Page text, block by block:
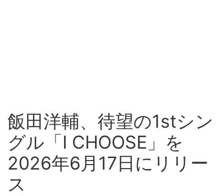
飯田洋輔、待望の1stシン
グル「I CHOOSE」を
2026年6月17日にリリー
ス